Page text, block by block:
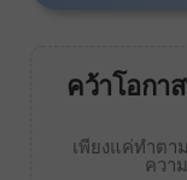
คว้าโอกา
เพียงแค่ทำตา
ควา